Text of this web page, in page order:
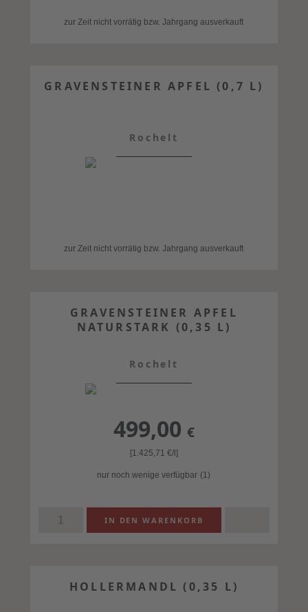
zur Zeit nicht vorrätig bzw. Jahrgang ausverkauft
GRAVENSTEINER APFEL (0,7 L)
Rochelt
zur Zeit nicht vorrätig bzw. Jahrgang ausverkauft
GRAVENSTEINER APFEL
NATURSTARK (0,35 L)
Rochelt
499,00 €
[1.425,71 €/l]
nur noch wenige verfügbar (1)
HOLLERMANDL (0,35 L)